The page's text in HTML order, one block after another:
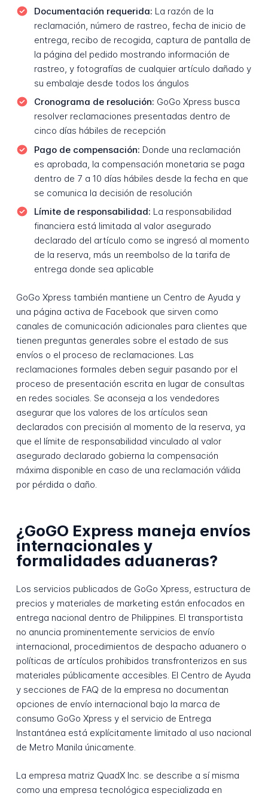
Documentación requerida: La razón de la
reclamación, número de rastreo, fecha de inicio de
entrega, recibo de recogida, captura de pantalla de
la página del pedido mostrando información de
rastreo, y fotografías de cualquier artículo dañado y
su embalaje desde todos los ángulos
Cronograma de resolución: GoGo Xpress busca
resolver reclamaciones presentadas dentro de
cinco días hábiles de recepción
Pago de compensación: Donde una reclamación
es aprobada, la compensación monetaria se paga
dentro de 7 a 10 días hábiles desde la fecha en que
se comunica la decisión de resolución
Límite de responsabilidad: La responsabilidad
financiera está limitada al valor asegurado
declarado del artículo como se ingresó al momento
de la reserva, más un reembolso de la tarifa de
entrega donde sea aplicable
GoGo Xpress también mantiene un Centro de Ayuda y
una página activa de Facebook que sirven como
canales de comunicación adicionales para clientes que
tienen preguntas generales sobre el estado de sus
envíos o el proceso de reclamaciones. Las
reclamaciones formales deben seguir pasando por el
proceso de presentación escrita en lugar de consultas
en redes sociales. Se aconseja a los vendedores
asegurar que los valores de los artículos sean
declarados con precisión al momento de la reserva, ya
que el límite de responsabilidad vinculado al valor
asegurado declarado gobierna la compensación
máxima disponible en caso de una reclamación válida
por pérdida o daño.
¿GoGO Express maneja envíos
internacionales y
formalidades aduaneras?
Los servicios publicados de GoGo Xpress, estructura de
precios y materiales de marketing están enfocados en
entrega nacional dentro de Philippines. El transportista
no anuncia prominentemente servicios de envío
internacional, procedimientos de despacho aduanero o
políticas de artículos prohibidos transfronterizos en sus
materiales públicamente accesibles. El Centro de Ayuda
y secciones de FAQ de la empresa no documentan
opciones de envío internacional bajo la marca de
consumo GoGo Xpress y el servicio de Entrega
Instantánea está explícitamente limitado al uso nacional
de Metro Manila únicamente.
La empresa matriz QuadX Inc. se describe a sí misma
como una empresa tecnológica especializada en